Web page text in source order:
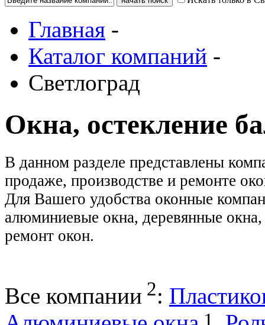
Главная -
Каталог компаний -
Светлоград
Окна, остекление
В данном разделе представлены
продаже, производстве и ремонте
Для Вашего удобства оконные
алюминиевые окна, деревянные
ремонт окон.
Все компании 2:
1